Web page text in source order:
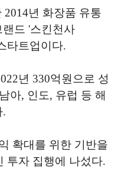
년 화장품 유통
드 '스킨천사
타트업이다.
년 330억원으로 성
아, 인도, 유럽 등 해
.
확대를 위한 기반을
투자 집행에 나섰다.